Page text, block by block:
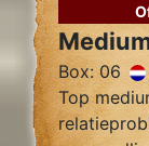
Box: 06
Top